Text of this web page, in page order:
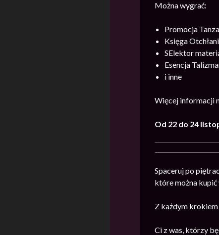
Można wygrać:
Promocja
Księga Otchłani
SElektor
Esencja
i inne
Więcej informacji
Od 22 do 24
Spaceruj po
które można
Z każdym
Ci z was, którzy